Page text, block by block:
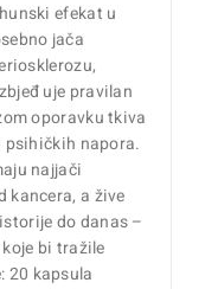
efekat u
jača
uje pravilan
oporavku tkiva
napora.
najjači
kancera, a žive
do danas –
bi tražile
20 kapsula